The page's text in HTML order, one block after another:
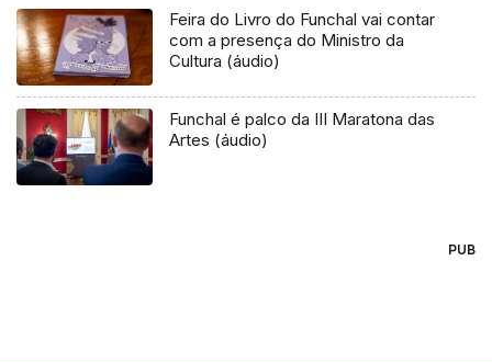
Feira do Livro do Funchal vai contar
com a presença do Ministro da
Cultura (áudio)
Funchal é palco da III Maratona das
Artes (áudio)
PUB